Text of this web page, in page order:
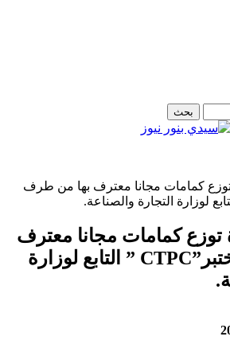
كمامات مجانا معترف بها من طرف
توزع كمامات مجانا معترف
بها من طرف مختبر”CTPC ” التابع لوزارة